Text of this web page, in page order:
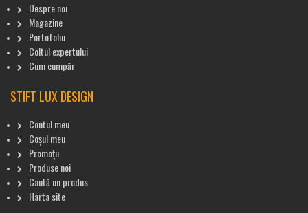
Despre noi
Magazine
Portofoliu
Coltul expertului
Cum cumpăr
STIFT LUX DESIGN
Contul meu
Coșul meu
Promoții
Produse noi
Caută un produs
Harta site